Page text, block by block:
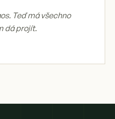
Teď má všechno
dá projít.